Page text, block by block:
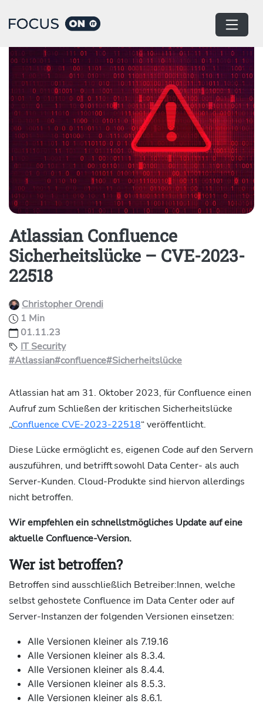
Home IT Security
Atlassian Confluence
Sicherheitslücke – CVE-2023-
22518
Christopher Orendi
1 Min
01.11.23
IT Security
#Atlassian#confluence#Sicherheitslücke
Atlassian hat am 31. Oktober 2023, für Confluence einen
Aufruf zum Schließen der kritischen Sicherheitslücke
„Confluence CVE-2023-22518“ veröffentlicht.
Diese Lücke ermöglicht es, eigenen Code auf den Servern
auszuführen, und betrifft sowohl Data Center- als auch
Server-Kunden. Cloud-Produkte sind hiervon allerdings
nicht betroffen.
Wir empfehlen ein schnellstmögliches Update auf eine
aktuelle Confluence-Version.
Wer ist betroffen?
Betroffen sind ausschließlich Betreiber:Innen, welche
selbst gehostete Confluence im Data Center oder auf
Server-Instanzen der folgenden Versionen einsetzen:
Alle Versionen kleiner als 7.19.16
Alle Versionen kleiner als 8.3.4.
Alle Versionen kleiner als 8.4.4.
Alle Versionen kleiner als 8.5.3.
Alle Versionen kleiner als 8.6.1.